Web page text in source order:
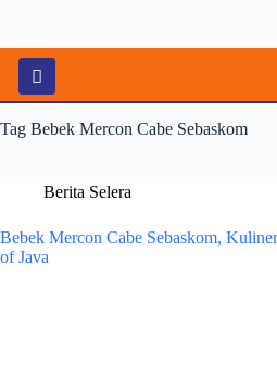
Tag Bebek Mercon Cabe Sebaskom
Berita Selera
Bebek Mercon Cabe Sebaskom,
of Java